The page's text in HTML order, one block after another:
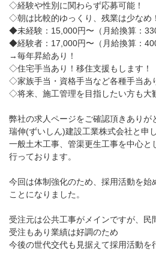
◇経験や性別に関わらず応募可能！
◇朝は比較的ゆっくり、残業は少なめ！
◆未経験：15,000円〜（月給換算：
◆経験者：17,000円〜（月給換算：
→毎年昇給あり！
◇住宅手当あり！移住支援もします！
◇家族手当・資格手当など各種手当あ
◇将来、施工管理を目指したい方も大
弊社の求人ページをご確認頂きありが
瑞伸(ずいしん)建設工業株式会社と申し
一般土木工事、管渠更生工事を中心と
行っております。
今回は体制強化のため、採用活動を始
ことになりました。
受注元は公共工事がメインですが、民
受注もあり業績は好調のため
今後の世代交代も見据えて採用活動を